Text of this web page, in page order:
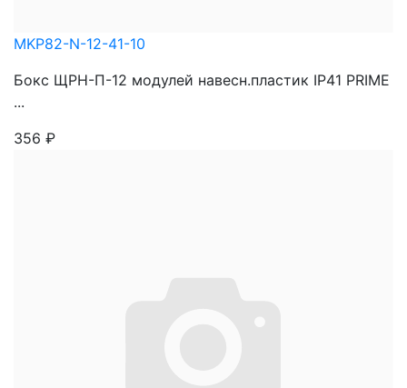
MKP82-N-12-41-10
Бокс ЩРН-П-12 модулей навесн.пластик IP41 PRIME
...
356 ₽